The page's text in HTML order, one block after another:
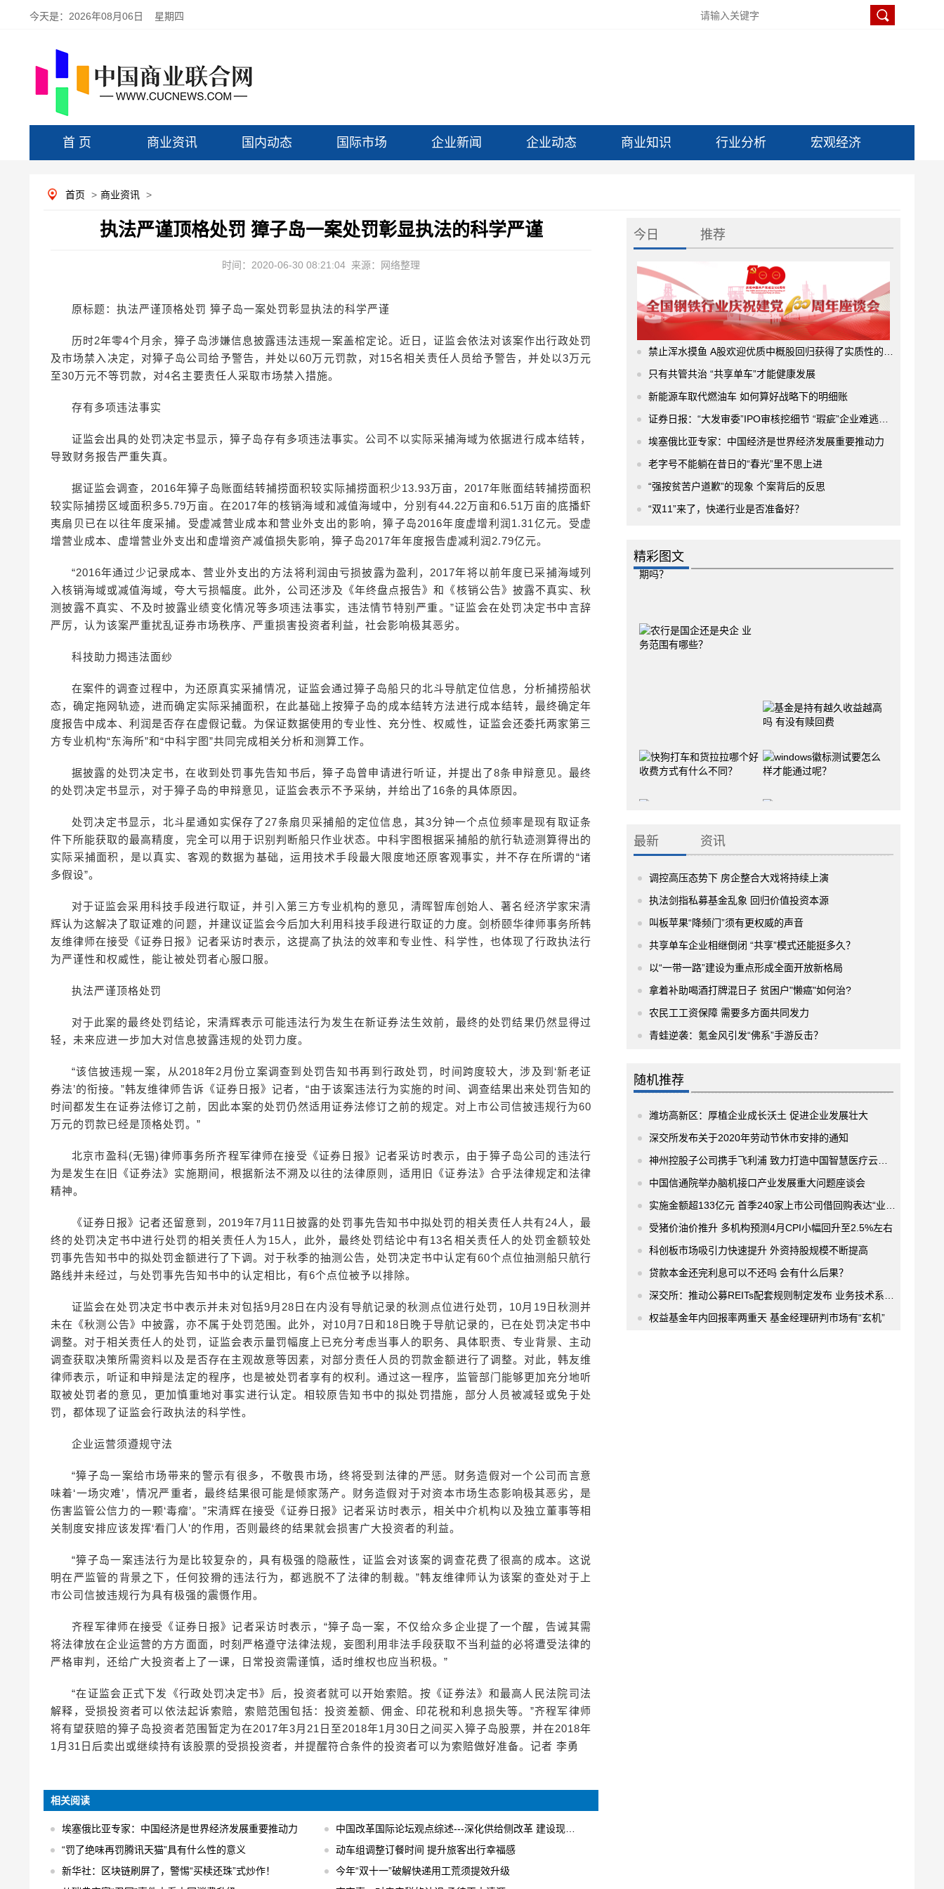
今天是： 2026年08月06日 星期四
首 页 商业资讯 国内动态 国际市场 企业新闻 企业动态 商业知识 行业分析 宏观经济
首页 > 商业资讯 >
执法严谨顶格处罚 獐子岛一案处罚彰显执法的科学严谨
时间：2020-06-30 08:21:04 来源：网络整理
原标题：执法严谨顶格处罚 獐子岛一案处罚彰显执法的科学严谨
历时2年零4个月余，獐子岛涉嫌信息披露违法违规一案盖棺定论。近日，证监会依法对该案作出行政处罚
及市场禁入决定，对獐子岛公司给予警告，并处以60万元罚款，对15名相关责任人员给予警告，并处以3万元
至30万元不等罚款，对4名主要责任人采取市场禁入措施。
存有多项违法事实
证监会出具的处罚决定书显示，獐子岛存有多项违法事实。公司不以实际采捕海域为依据进行成本结转，
导致财务报告严重失真。
据证监会调查，2016年獐子岛账面结转捕捞面积较实际捕捞面积少13.93万亩，2017年账面结转捕捞面积
较实际捕捞区域面积多5.79万亩。在2017年的核销海域和减值海域中，分别有44.22万亩和6.51万亩的底播虾
夷扇贝已在以往年度采捕。受虚减营业成本和营业外支出的影响，獐子岛2016年度虚增利润1.31亿元。受虚
增营业成本、虚增营业外支出和虚增资产减值损失影响，獐子岛2017年年度报告虚减利润2.79亿元。
“2016年通过少记录成本、营业外支出的方法将利润由亏损披露为盈利，2017年将以前年度已采捕海域列
入核销海域或减值海域，夸大亏损幅度。此外，公司还涉及《年终盘点报告》和《核销公告》披露不真实、秋
测披露不真实、不及时披露业绩变化情况等多项违法事实，违法情节特别严重。”证监会在处罚决定书中言辞
严厉，认为该案严重扰乱证券市场秩序、严重损害投资者利益，社会影响极其恶劣。
科技助力揭违法面纱
在案件的调查过程中，为还原真实采捕情况，证监会通过獐子岛船只的北斗导航定位信息，分析捕捞船状
态，确定拖网轨迹，进而确定实际采捕面积，在此基础上按獐子岛的成本结转方法进行成本结转，最终确定年
度报告中成本、利润是否存在虚假记载。为保证数据使用的专业性、充分性、权威性，证监会还委托两家第三
方专业机构“东海所”和“中科宇图”共同完成相关分析和测算工作。
据披露的处罚决定书，在收到处罚事先告知书后，獐子岛曾申请进行听证，并提出了8条申辩意见。最终
的处罚决定书显示，对于獐子岛的申辩意见，证监会表示不予采纳，并给出了16条的具体原因。
处罚决定书显示，北斗星通如实保存了27条扇贝采捕船的定位信息，其3分钟一个点位频率是现有取证条
件下所能获取的最高精度，完全可以用于识别判断船只作业状态。中科宇图根据采捕船的航行轨迹测算得出的
实际采捕面积，是以真实、客观的数据为基础，运用技术手段最大限度地还原客观事实，并不存在所谓的“诸
多假设”。
对于证监会采用科技手段进行取证，并引入第三方专业机构的意见，清晖智库创始人、著名经济学家宋清
辉认为这解决了取证难的问题，并建议证监会今后加大利用科技手段进行取证的力度。剑桥颐华律师事务所韩
友维律师在接受《证券日报》记者采访时表示，这提高了执法的效率和专业性、科学性，也体现了行政执法行
为严谨性和权威性，能让被处罚者心服口服。
执法严谨顶格处罚
对于此案的最终处罚结论，宋清辉表示可能违法行为发生在新证券法生效前，最终的处罚结果仍然显得过
轻，未来应进一步加大对信息披露违规的处罚力度。
“该信披违规一案，从2018年2月份立案调查到处罚告知书再到行政处罚，时间跨度较大，涉及到‘新老证
券法’的衔接。”韩友维律师告诉《证券日报》记者，“由于该案违法行为实施的时间、调查结果出来处罚告知的
时间都发生在证券法修订之前，因此本案的处罚仍然适用证券法修订之前的规定。对上市公司信披违规行为60
万元的罚款已经是顶格处罚。”
北京市盈科(无锡)律师事务所齐程军律师在接受《证券日报》记者采访时表示，由于獐子岛公司的违法行
为是发生在旧《证券法》实施期间，根据新法不溯及以往的法律原则，适用旧《证券法》合乎法律规定和法律
精神。
《证券日报》记者还留意到，2019年7月11日披露的处罚事先告知书中拟处罚的相关责任人共有24人，最
终的处罚决定书中进行处罚的相关责任人为15人，此外，最终处罚结论中有13名相关责任人的处罚金额较处
罚事先告知书中的拟处罚金额进行了下调。对于秋季的抽测公告，处罚决定书中认定有60个点位抽测船只航行
路线并未经过，与处罚事先告知书中的认定相比，有6个点位被予以排除。
证监会在处罚决定书中表示并未对包括9月28日在内没有导航记录的秋测点位进行处罚，10月19日秋测并
未在《秋测公告》中披露，亦不属于处罚范围。此外，对10月7日和18日晚于导航记录的，已在处罚决定书中
调整。对于相关责任人的处罚，证监会表示量罚幅度上已充分考虑当事人的职务、具体职责、专业背景、主动
调查获取决策所需资料以及是否存在主观故意等因素，对部分责任人员的罚款金额进行了调整。对此，韩友维
律师表示，听证和申辩是法定的程序，也是被处罚者享有的权利。通过这一程序，监管部门能够更加充分地听
取被处罚者的意见，更加慎重地对事实进行认定。相较原告知书中的拟处罚措施，部分人员被减轻或免于处
罚，都体现了证监会行政执法的科学性。
企业运营须遵规守法
“獐子岛一案给市场带来的警示有很多，不敬畏市场，终将受到法律的严惩。财务造假对一个公司而言意
味着‘一场灾难’，情况严重者，最终结果很可能是倾家荡产。财务造假对于对资本市场生态影响极其恶劣，是
伤害监管公信力的一颗‘毒瘤’。”宋清辉在接受《证券日报》记者采访时表示，相关中介机构以及独立董事等相
关制度安排应该发挥‘看门人’的作用，否则最终的结果就会损害广大投资者的利益。
“獐子岛一案违法行为是比较复杂的，具有极强的隐蔽性，证监会对该案的调查花费了很高的成本。这说
明在严监管的背景之下，任何狡猾的违法行为，都逃脱不了法律的制裁。”韩友维律师认为该案的查处对于上
市公司信披违规行为具有极强的震慑作用。
齐程军律师在接受《证券日报》记者采访时表示，“獐子岛一案，不仅给众多企业提了一个醒，告诫其需
将法律放在企业运营的方方面面，时刻严格遵守法律法规，妄图利用非法手段获取不当利益的必将遭受法律的
严格审判，还给广大投资者上了一课，日常投资需谨慎，适时维权也应当积极。”
“在证监会正式下发《行政处罚决定书》后，投资者就可以开始索赔。按《证券法》和最高人民法院司法
解释，受损投资者可以依法起诉索赔，索赔范围包括：投资差额、佣金、印花税和利息损失等。”齐程军律师
将有望获赔的獐子岛投资者范围暂定为在2017年3月21日至2018年1月30日之间买入獐子岛股票，并在2018年
1月31日后卖出或继续持有该股票的受损投资者，并提醒符合条件的投资者可以为索赔做好准备。记者 李勇
相关阅读
埃塞俄比亚专家：中国经济是世界经济发展重要推动力
中国改革国际论坛观点综述---深化供给侧改革 建设现代化经济体系
“罚了绝味再罚腾讯天猫”具有什么性的意义
动车组调整订餐时间 提升旅客出行幸福感
新华社：区块链刷屏了，警惕“买椟还珠”式炒作！
今年“双十一”破解快递用工荒须提效升级
今日 推荐
禁止浑水摸鱼 A股欢迎优质中概股回归获得了实质性的进展
只有共管共治 “共享单车”才能健康发展
新能源车取代燃油车 如何算好战略下的明细账
证券日报：“大发审委”IPO审核挖细节 “瑕疵”企业难逃法眼
埃塞俄比亚专家：中国经济是世界经济发展重要推动力
老字号不能躺在昔日的“春光”里不思上进
“强按贫苦户道歉”的现象 个案背后的反思
“双11”来了，快递行业是否准备好？
精彩图文
最新 资讯
调控高压态势下 房企整合大戏将持续上演
执法剑指私募基金乱象 回归价值投资本源
叫板苹果“降频门”须有更权威的声音
共享单车企业相继倒闭 “共享”模式还能挺多久？
以“一带一路”建设为重点形成全面开放新格局
拿着补助喝酒打牌混日子 贫困户"懒癌"如何治?
农民工工资保障 需要多方面共同发力
青蛙逆袭：氪金风引发“佛系”手游反击？
随机推荐
潍坊高新区：厚植企业成长沃土 促进企业发展壮大
深交所发布关于2020年劳动节休市安排的通知
神州控股子公司携手飞利浦 致力打造中国智慧医疗云平台
中国信通院举办脑机接口产业发展重大问题座谈会
实施金额超133亿元 首季240家上市公司借回购表达“业绩自信”
受猪价油价推升 多机构预测4月CPI小幅回升至2.5%左右
科创板市场吸引力快速提升 外资持股规模不断提高
贷款本金还完利息可以不还吗 会有什么后果？
深交所：推动公募REITs配套规则制定发布 业务技术系统准备就绪
权益基金年内回报率两重天 基金经理研判市场有“玄机”